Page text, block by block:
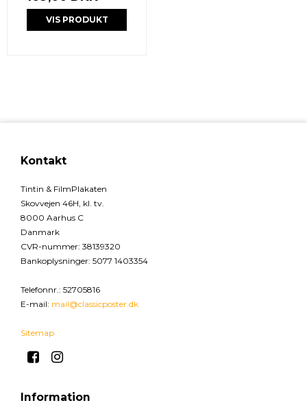
VIS PRODUKT
Kontakt
Tintin & FilmPlakaten
Skovvejen 46H, kl. tv.
8000 Aarhus C
Danmark
CVR-nummer: 38139320
Bankoplysninger: 5077 1403354
Telefonnr.: 52705816
E-mail: mail@classicposter.dk
Sitemap
Information